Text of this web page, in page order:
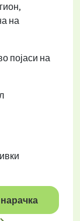
на
појаси на